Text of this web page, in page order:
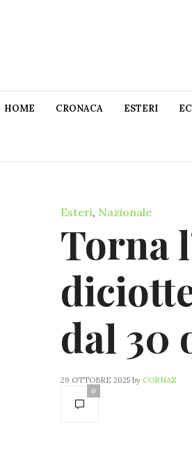
HOME CRONACA ESTERI
Esteri, Nazionale
Torna
dal 30
29 OTTOBRE 2025 by CORNAZ
0